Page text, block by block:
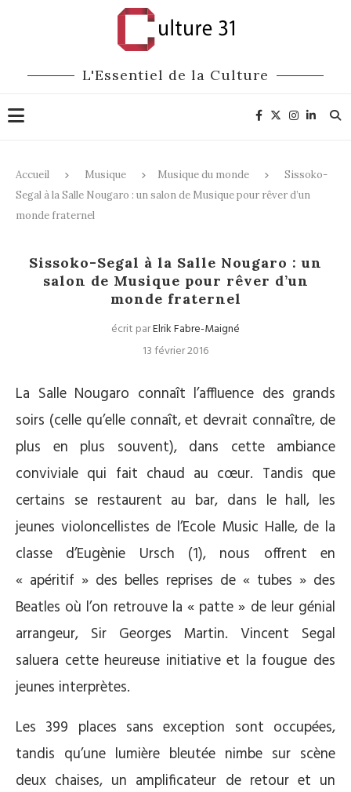
L'Essentiel de la Culture
Accueil Musique Musique du monde
Sissoko-
Segal à la Salle Nougaro : un salon de Musique pour rêver d’un
monde fraternel
Musique du monde
Sissoko-Segal à la Salle Nougaro : un
salon de Musique pour rêver d’un
monde fraternel
écrit parElrik Fabre-Maigné
13 février 2016
La Salle Nougaro connaît l’affluence des grands
soirs (celle qu’elle connaît, et devrait connaître, de
plus en plus souvent), dans cette ambiance
conviviale qui fait chaud au cœur. Tandis que
certains se restaurent au bar, dans le hall, les
jeunes violoncellistes de l’Ecole Music Halle, de la
classe d’Eugènie Ursch (1), nous offrent en
« apéritif » des belles reprises de « tubes » des
Beatles où l’on retrouve la « patte » de leur génial
arrangeur, Sir Georges Martin. Vincent Segal
saluera cette heureuse initiative et la fougue des
jeunes interprètes.
Les 399 places sans exception sont occupées,
tandis qu’une lumière bleutée nimbe sur scène
deux chaises, un amplificateur de retour et un